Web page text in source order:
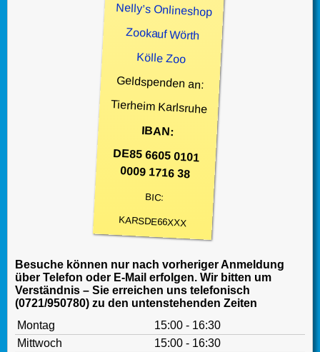
Nelly’s Onlineshop
Zookauf Wörth
Kölle Zoo
Geldspenden an:
Tierheim Karlsruhe
IBAN:
DE85 6605 0101
0009 1716 38
BIC:
KARSDE66XXX
Besuche können nur nach vorheriger Anmeldung
über Telefon oder E-Mail erfolgen. Wir bitten um
Verständnis – Sie erreichen uns telefonisch
(0721/950780) zu den untenstehenden Zeiten
Montag
15:00 - 16:30
Mittwoch
15:00 - 16:30